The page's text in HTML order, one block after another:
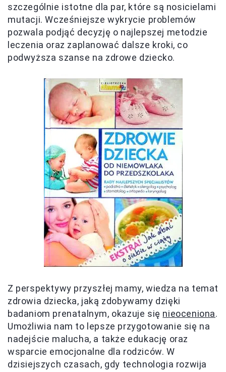
szczególnie istotne dla par, które są nosicielami
mutacji. Wcześniejsze wykrycie problemów
pozwala podjąć decyzję o najlepszej metodzie
leczenia oraz zaplanować dalsze kroki, co
podwyższa szanse na zdrowe dziecko.
Z perspektywy przyszłej mamy, wiedza na temat
zdrowia dziecka, jaką zdobywamy dzięki
badaniom prenatalnym, okazuje się nieoceniona.
Umożliwia nam to lepsze przygotowanie się na
nadejście malucha, a także edukację oraz
wsparcie emocjonalne dla rodziców. W
dzisiejszych czasach, gdy technologia rozwija